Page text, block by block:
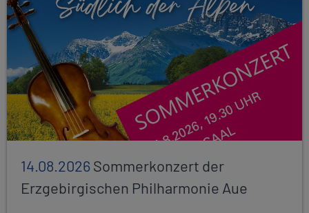
14.08.2026Sommerkonzert der
Erzgebirgischen Philharmonie Aue